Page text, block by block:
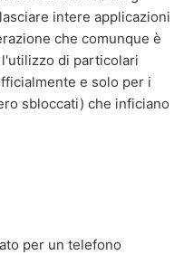
intere applicazioni
che comunque è
di particolari
e solo per i
sbloccati) che inficiano
per un telefono